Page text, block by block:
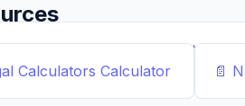
Template — 1,050+
Calculators Calculator 📄